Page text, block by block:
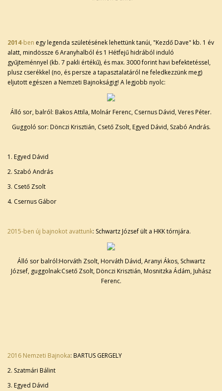
2014-ben egy legenda születésének lehettünk tanúi, "Kezdő Dave" kb. 1 év
alatt, mindössze 6 Aranyhalból és 1 Hétfejű hidrából induló
gyűjteménnyel (kb. 7 pakli értékű), és max. 3000 forint havi befektetéssel,
plusz cserékkel (no, és persze a tapasztalatáról ne feledkezzünk meg)
eljutott egészen a Nemzeti Bajnokságig! A legjobb nyolc:
Álló sor, balról: Bakos Attila, Molnár Ferenc, Csernus Dávid, Veres Péter.
Guggoló sor: Dönczi Krisztián, Csető Zsolt, Egyed Dávid, Szabó András.
1. Egyed Dávid
2. Szabó András
3. Csető Zsolt
4. Csernus Gábor
2015-ben új bajnokot avattunk: Schwartz József ült a HKK tórnjára.
Álló sor balról:Horváth Zsolt, Horváth Dávid, Aranyi Ákos, Schwartz
József, guggolnak:Csető Zsolt, Dönczi Krisztián, Mosnitzka Ádám, Juhász
Ferenc.
2016 Nemzeti Bajnoka: BARTUS GERGELY
2. Szatmári Bálint
3. Egyed Dávid